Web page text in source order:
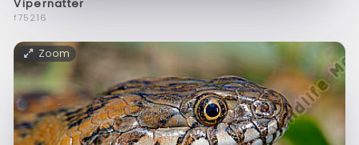
Vipernatter
f75216
Zoom